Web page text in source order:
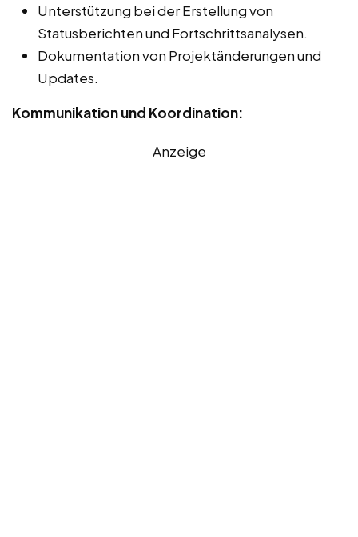
Unterstützung bei der Erstellung von
Statusberichten und Fortschrittsanalysen.
Dokumentation von Projektänderungen und
Updates.
Kommunikation und Koordination:
Anzeige